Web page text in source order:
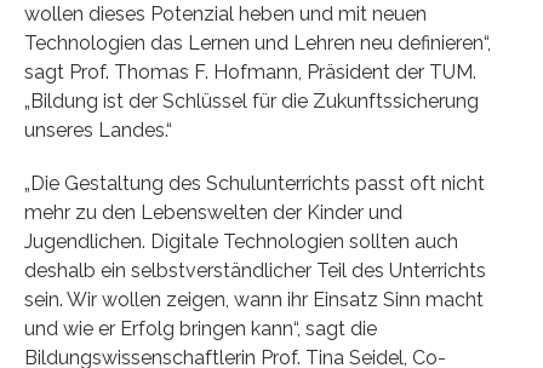
wollen dieses Potenzial heben und mit neuen
Technologien das Lernen und Lehren neu definieren“,
sagt Prof. Thomas F. Hofmann, Präsident der TUM.
„Bildung ist der Schlüssel für die Zukunftssicherung
unseres Landes.“
„Die Gestaltung des Schulunterrichts passt oft nicht
mehr zu den Lebenswelten der Kinder und
Jugendlichen. Digitale Technologien sollten auch
deshalb ein selbstverständlicher Teil des Unterrichts
sein. Wir wollen zeigen, wann ihr Einsatz Sinn macht
und wie er Erfolg bringen kann“, sagt die
Bildungswissenschaftlerin Prof. Tina Seidel, Co-